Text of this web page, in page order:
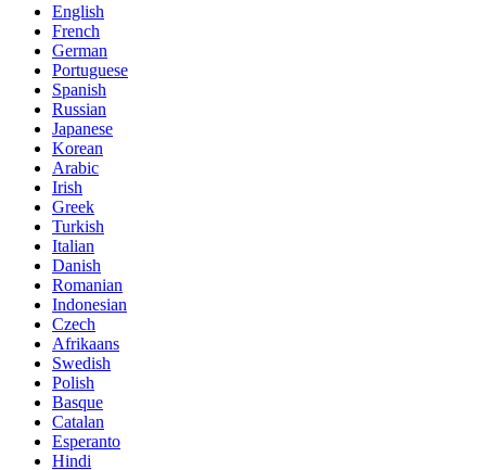
English
French
German
Portuguese
Spanish
Russian
Japanese
Korean
Arabic
Irish
Greek
Turkish
Italian
Danish
Romanian
Indonesian
Czech
Afrikaans
Swedish
Polish
Basque
Catalan
Esperanto
Hindi